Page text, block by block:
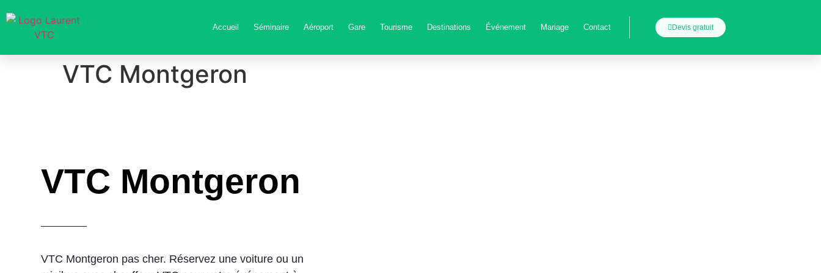
Accueil Séminaire Aéroport Gare Tourisme Destinations Événement Mariage Contact Devis gratuit
VTC Montgeron
VTC Montgeron
VTC Montgeron pas cher. Réservez une voiture ou un